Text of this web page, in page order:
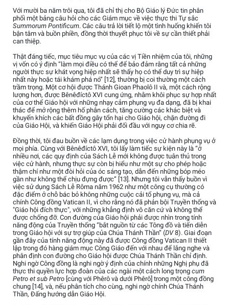
Với mười ba năm trôi qua, tôi đã chỉ thị cho Bộ Giáo lý Đức tin phân
phối một bảng câu hỏi cho các Giám mục về việc thực thi Tự sắc
Summorum Pontificum. Các câu trả lời tiết lộ một tình huống khiến tôi
bận tâm và buồn phiền, đồng thời thuyết phục tôi về sự cần thiết phải
can thiệp.
Thật đáng tiếc, mục tiêu mục vụ của các vị Tiền nhiệm của tôi, những
vị vốn có ý định “làm mọi điều có thể để bảo đảm rằng tất cả những
người thực sự khát vọng hiệp nhất sẽ thấy họ có thể duy trì sự hiệp
nhất này hoặc tái khám phá nó” [12], thường bị coi thường một cách
trầm trọng. Một cơ hội được Thánh Gioan Phaolô II và, một cách rộng
lượng hơn, được Bênêđíctô XVI cung ứng, nhằm khôi phục sự hợp nhất
của cơ thể Giáo hội với những nhạy cảm phụng vụ đa dạng, đã bị khai
thác để mở rộng thêm hố phân cách, tăng cường các khác biệt và
khuyến khích các bất đồng gây tổn hại cho Giáo hội, chặn đường đi
của Giáo Hội, và khiến Giáo Hội phải đối đầu với nguy cơ chia rẽ.
Đồng thời, tôi đau buồn về các lạm dụng trong việc cử hành phụng vụ ở
mọi phía. Cùng với Bênêđíctô XVI, tôi lấy làm tiếc sự kiện này là “ở
nhiều nơi, các quy định của Sách Lễ mới không được tuân thủ trong
việc cử hành, nhưng thực sự còn bị hiểu như một sự cho phép hoặc
thậm chí như một đòi hỏi của óc sáng tạo, dẫn đến những bóp méo
gần như không thể chịu đựng được” [13]. Nhưng tôi vẫn thấy buồn vì
việc sử dụng Sách Lễ Rôma năm 1962 như một công cụ thường có
đặc điểm ở chỗ bác bỏ không những cuộc cải tổ phụng vụ, mà cả
chính Công đồng Vatican II, vì cho rằng nó đã phản bội Truyền thống và
"Giáo hội đích thực", với những khẳng định vô căn cứ và không thể
được chống đỡ. Con đường của Giáo hội phải được nhìn trong tính
năng động của Truyền thống “bắt nguồn từ các Tông đồ và tiến diễn
trong Giáo hội với sự trợ giúp của Chúa Thánh Thần” (DV8). Giai đoạn
gần đây của tính năng động này đã được Công đồng Vatican II thiết
lập trong đó hàng giám mục Công Giáo đến với nhau để lắng nghe và
phân định con đường cho Giáo hội được Chúa Thánh Thần chỉ định.
Nghi ngờ Công đồng là nghi ngờ ý định của chính những Nghị phụ đã
thực thi quyền lực hợp đoàn của các ngài một cách long trọng cum
Petro et sub Petro [cùng với Phêrô và dưới Phêrô] trong một công đồng
chung [14], và, nếu phân tích cho cùng, nghi ngờ chính Chúa Thánh
Thần, Đấng hướng dẫn Giáo Hội.